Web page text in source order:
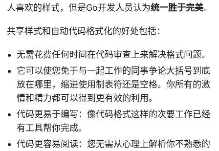
人喜欢的样式，但是Go开发人员认为统一胜于完美。
共享样式和自动代码格式化的好处包括：
无需花费任何时间在代码审查上来解决格式问题。
它可以使您免于与一起工作的同事争论大括号到底
放在哪里，缩进使用制表符还是空格。你所有的激
情和精力都可以得到更有效的利用。
代码更易于编写：像代码格式这样的次要工作已经
有工具帮你完成。
代码更容易阅读：您无需从心理上解析你不熟悉的